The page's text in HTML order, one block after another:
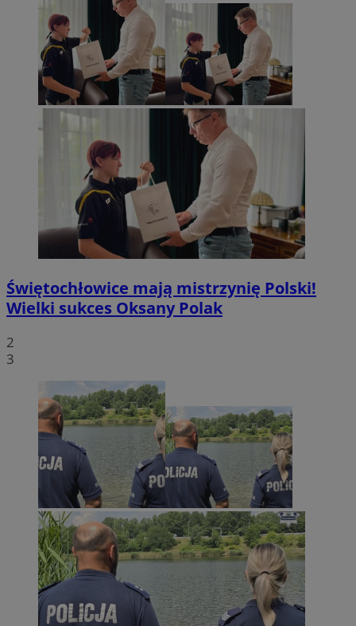
Świętochłowice mają mistrzynię Polski!
Wielki sukces Oksany Polak
2
3